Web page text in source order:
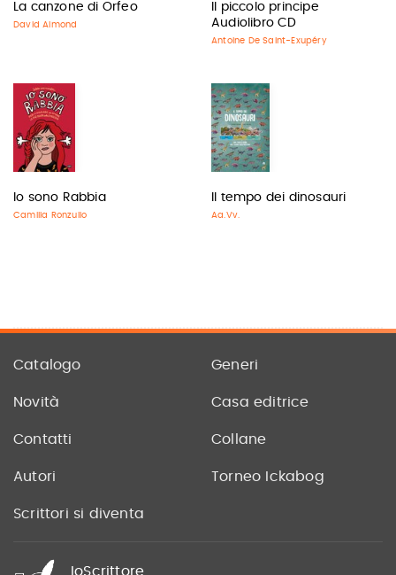
La canzone di Orfeo
David Almond
Il piccolo principe
Audiolibro CD
Antoine De Saint-Exupéry
Io sono Rabbia
Camilla Ronzullo
Il tempo dei dinosauri
Aa.Vv.
Catalogo Generi
Novità Casa editrice
Contatti Collane
Autori Torneo Ickabog
Scrittori si diventa
IoScrittore